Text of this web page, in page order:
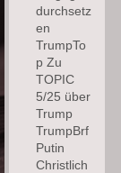
durchsetz
en
TrumpTo
p Zu
TOPIC
5/25 über
Trump
TrumpBrf
Putin
Christlich